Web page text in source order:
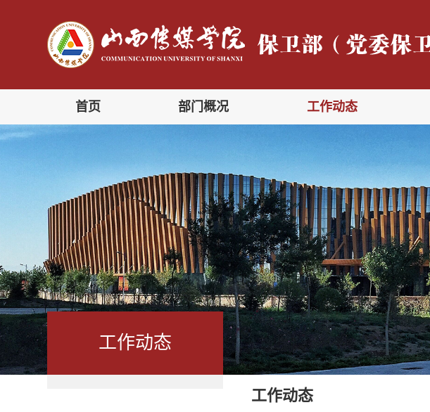
首页 部门概况 工作动态
工作动态
工作动态